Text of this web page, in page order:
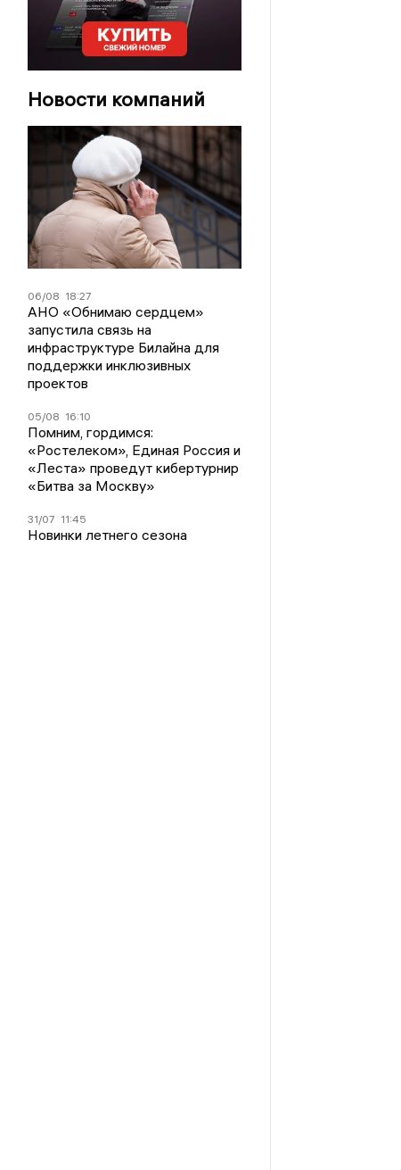
Новости компаний
06/08 18:27
АНО «Обнимаю сердцем»
запустила связь на
инфраструктуре Билайна для
поддержки инклюзивных
проектов
05/08 16:10
Помним, гордимся:
«Ростелеком», Единая Россия и
«Леста» проведут кибертурнир
«Битва за Москву»
31/07 11:45
Новинки летнего сезона